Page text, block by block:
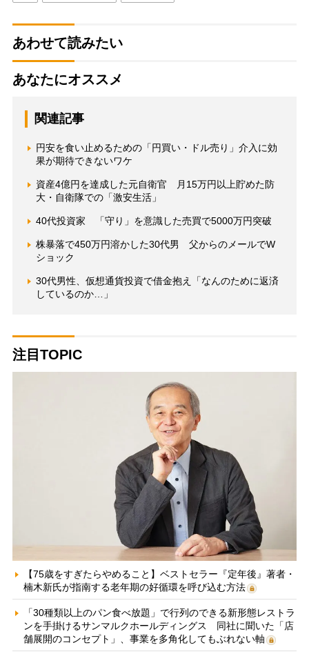
あわせて読みたい
あなたにオススメ
関連記事
円安を食い止めるための「円買い・ドル売り」介入に効
果が期待できないワケ
資産4億円を達成した元自衛官 月15万円以上貯めた防
大・自衛隊での「激安生活」
40代投資家 「守り」を意識した売買で5000万円突破
株暴落で450万円溶かした30代男 父からのメールでW
ショック
30代男性、仮想通貨投資で借金抱え「なんのために返済
しているのか…」
注目TOPIC
【75歳をすぎたらやめること】ベストセラー『定年後』著者・
楠木新氏が指南する老年期の好循環を呼び込む方法
「30種類以上のパン食べ放題」で行列のできる新形態レストラ
ンを手掛けるサンマルクホールディングス 同社に聞いた「店
舗展開のコンセプト」、事業を多角化してもぶれない軸